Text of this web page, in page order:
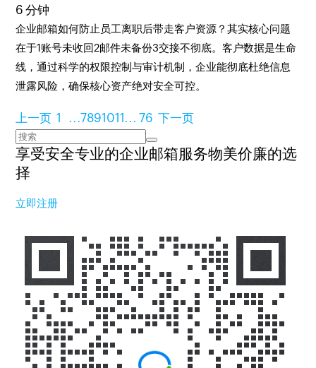
6 分钟
企业邮箱如何防止员工离职后带走客户资源？其实核心问题
在于1账号未收回2邮件未备份3交接不彻底。客户数据是生命
线，通过科学的权限控制与审计机制，企业能彻底杜绝信息
泄露风险，确保核心资产绝对安全可控。
上一页1 ...7891011... 76 下一页
享受安全专业的企业邮箱服务物美价廉的选
择
立即注册